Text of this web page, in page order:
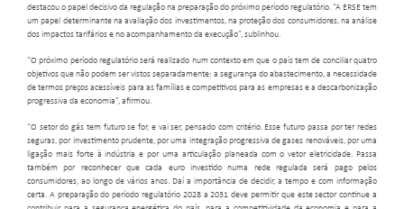
destacou o papel decisivo da regulação na preparação do próximo período regulatório. “A ERSE tem
um papel determinante na avaliação dos investimentos, na proteção dos consumidores, na análise
dos impactos tarifários e no acompanhamento da execução”, sublinhou.
“O próximo período regulatório será realizado num contexto em que o país tem de conciliar quatro
objetivos que não podem ser vistos separadamente: a segurança do abastecimento, a necessidade
de termos preços acessíveis para as famílias e competitivos para as empresas e a descarbonização
progressiva da economia”, afirmou.
“O setor do gás tem futuro se for, e vai ser, pensado com critério. Esse futuro passa por ter redes
seguras, por investimento prudente, por uma integração progressiva de gases renováveis, por uma
ligação mais forte à indústria e por uma articulação planeada com o vetor eletricidade. Passa
também por reconhecer que cada euro investido numa rede regulada será pago pelos
consumidores, ao longo de vários anos. Daí a importância de decidir, a tempo e com informação
certa. A preparação do período regulatório 2028 a 2031 deve permitir que este sector continue a